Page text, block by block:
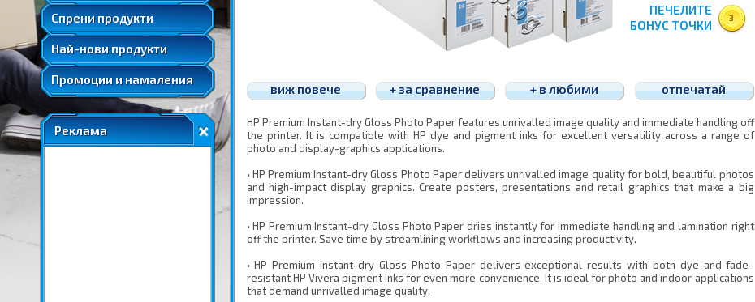
Спрени продукти
Удължени и допълнителни гаранции
Най-нови продукти
Промоции и намаления
Реклама
ПЕЧЕЛИТЕ
БОНУС ТОЧКИ
3
виж повече + за сравнение + в любими отпечатай
HP Premium Instant-dry Gloss Photo Paper features unrivalled image quality and immediate handling off
the printer. It is compatible with HP dye and pigment inks for excellent versatility across a range of
photo and display-graphics applications.
• HP Premium Instant-dry Gloss Photo Paper delivers unrivalled image quality for bold, beautiful photos
and high-impact display graphics. Create posters, presentations and retail graphics that make a big
impression.
• HP Premium Instant-dry Gloss Photo Paper dries instantly for immediate handling and lamination right
off the printer. Save time by streamlining workflows and increasing productivity.
• HP Premium Instant-dry Gloss Photo Paper delivers exceptional results with both dye and fade-
resistant HP Vivera pigment inks for even more convenience. It is ideal for photo and indoor applications
that demand unrivalled image quality.